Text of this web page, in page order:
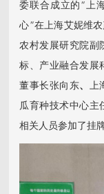
委联合成立的“上
心”在上海艾妮维
农村发展研究院副
标、产业融合发展
董事长张向东、 上
瓜育种技术中心主
相关人员参加了挂